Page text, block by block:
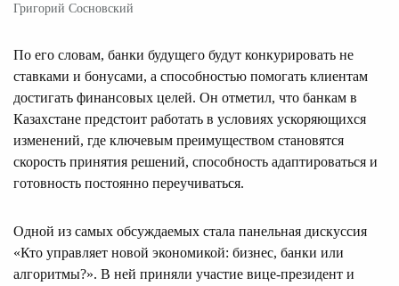
Григорий Сосновский
По его словам, банки будущего будут конкурировать не
ставками и бонусами, а способностью помогать клиентам
достигать финансовых целей. Он отметил, что банкам в
Казахстане предстоит работать в условиях ускоряющихся
изменений, где ключевым преимуществом становятся
скорость принятия решений, способность адаптироваться и
готовность постоянно переучиваться.
Одной из самых обсуждаемых стала панельная дискуссия
«Кто управляет новой экономикой: бизнес, банки или
алгоритмы?». В ней приняли участие вице-президент и